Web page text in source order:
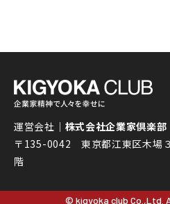
運営会社｜ 株式会社企業家倶楽部
〒135-0042 東京都江東区木場
階
© kigyoka club Co.,Ltd.